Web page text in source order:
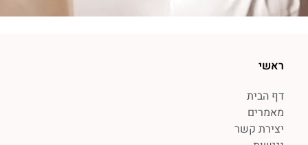
ראשי
דף הבית
מאמרים
יצירת קשר